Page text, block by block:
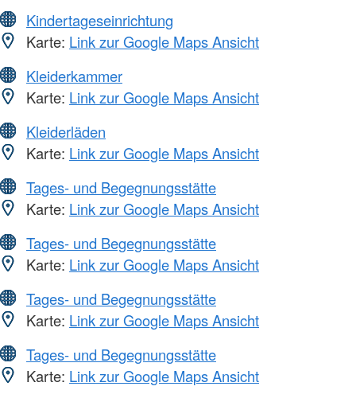
Kindertageseinrichtung
Karte: Link zur Google Maps Ansicht
Kleiderkammer
Karte: Link zur Google Maps Ansicht
Kleiderläden
Karte: Link zur Google Maps Ansicht
Tages- und Begegnungsstätte
Karte: Link zur Google Maps Ansicht
Tages- und Begegnungsstätte
Karte: Link zur Google Maps Ansicht
Tages- und Begegnungsstätte
Karte: Link zur Google Maps Ansicht
Tages- und Begegnungsstätte
Karte: Link zur Google Maps Ansicht